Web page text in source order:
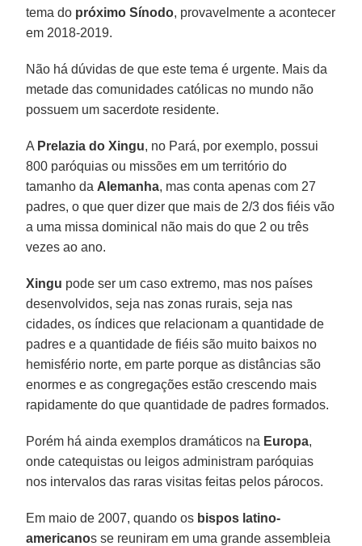
tema do próximo Sínodo, provavelmente a acontecer
em 2018-2019.
Não há dúvidas de que este tema é urgente. Mais da
metade das comunidades católicas no mundo não
possuem um sacerdote residente.
A Prelazia do Xingu, no Pará, por exemplo, possui
800 paróquias ou missões em um território do
tamanho da Alemanha, mas conta apenas com 27
padres, o que quer dizer que mais de 2/3 dos fiéis vão
a uma missa dominical não mais do que 2 ou três
vezes ao ano.
Xingu pode ser um caso extremo, mas nos países
desenvolvidos, seja nas zonas rurais, seja nas
cidades, os índices que relacionam a quantidade de
padres e a quantidade de fiéis são muito baixos no
hemisfério norte, em parte porque as distâncias são
enormes e as congregações estão crescendo mais
rapidamente do que quantidade de padres formados.
Porém há ainda exemplos dramáticos na Europa,
onde catequistas ou leigos administram paróquias
nos intervalos das raras visitas feitas pelos párocos.
Em maio de 2007, quando os bispos latino-
americanos se reuniram em uma grande assembleia